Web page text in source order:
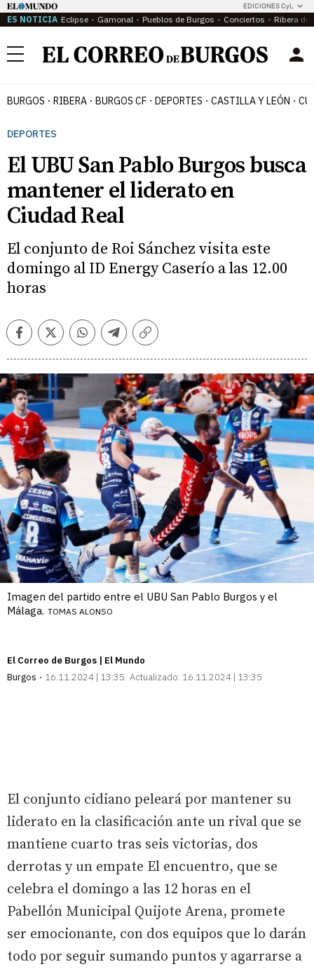
EDICIONES CyL
ES NOTICIA Eclipse Gamonal Pueblos de Burgos Conciertos Ribera del
Menú
BURGOS RIBERA BURGOS CF DEPORTES CASTILLA Y LEÓN
DEPORTES
El UBU San Pablo Burgos busca
mantener el liderato en
Ciudad Real
El conjunto de Roi Sánchez visita este
domingo al ID Energy Caserío a las 12.00
horas
FacebookTwitterWhatsappTelegramCopiar
Imagen del partido entre el UBU San Pablo Burgos y el
Málaga. TOMAS ALONSO
El Correo de Burgos | El Mundo
Burgos
16.11.2024 | 13:35 Actualizado: 16.11.2024 | 13:35
El conjunto cidiano peleará por mantener su
liderato en la clasificación ante un rival que se
mantiene cuarto tras seis victorias, dos
derrotas y un empate El encuentro, que se
celebra el domingo a las 12 horas en el
Pabellón Municipal Quijote Arena, promete
ser emocionante, con dos equipos que lo darán
todo por seguir sumando puntos y agarrarse a